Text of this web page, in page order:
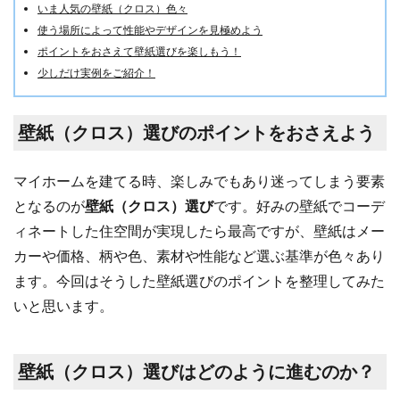
いま人気の壁紙（クロス）色々
使う場所によって性能やデザインを見極めよう
ポイントをおさえて壁紙選びを楽しもう！
少しだけ実例をご紹介！
壁紙（クロス）選びのポイントをおさえよう
マイホームを建てる時、楽しみでもあり迷ってしまう要素
となるのが壁紙（クロス）選びです。好みの壁紙でコーデ
ィネートした住空間が実現したら最高ですが、壁紙はメー
カーや価格、柄や色、素材や性能など選ぶ基準が色々あり
ます。今回はそうした壁紙選びのポイントを整理してみた
いと思います。
壁紙（クロス）選びはどのように進むのか？